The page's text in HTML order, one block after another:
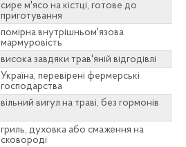
сире м'ясо на кістці, готове до
приготування
помірна внутрішньом'язова
мармуровість
висока завдяки трав'яній відгодівлі
Україна, перевірені фермерські
господарства
вільний вигул на траві, без гормонів
гриль, духовка або смаження на
сковороді